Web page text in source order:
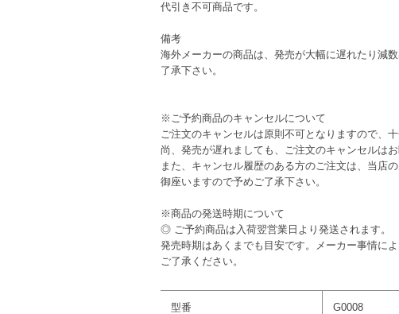
代引き不可商品です。
備考
海外メーカーの商品は、発売が大幅に遅れたり減
了承下さい。
※ご予約商品のキャンセルについて
ご注文のキャンセルは原則不可となりますので、
尚、発売が遅れましても、ご注文のキャンセルは
また、キャンセル履歴のある方のご注文は、当店
御座いますので予めご了承下さい。
※商品の発送時期について
◎ ご予約商品は入荷翌営業日より発送されます。
発売時期はあくまでも目安です。メーカー事情に
ご了承ください。
型番 G0008